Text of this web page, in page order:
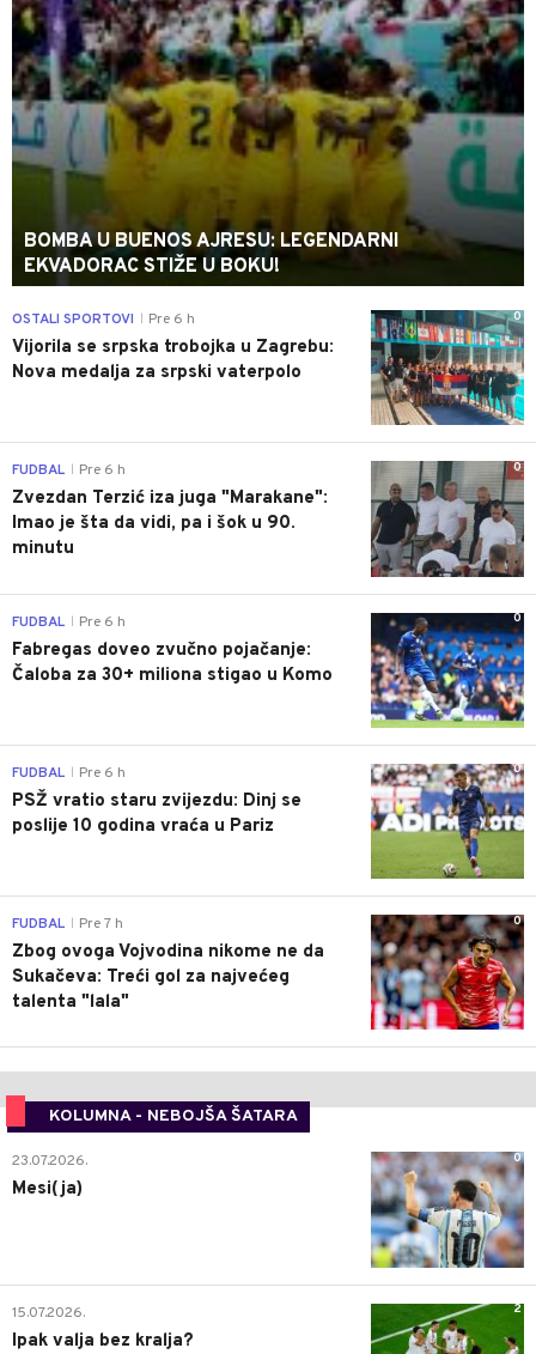
BOMBA U BUENOS AJRESU: LEGENDARNI
EKVADORAC STIŽE U BOKU!
0
OSTALI SPORTOVI Pre 6 h
Vijorila se srpska trobojka u Zagrebu:
Nova medalja za srpski vaterpolo
0
FUDBAL Pre 6 h
Zvezdan Terzić iza juga "Marakane":
Imao je šta da vidi, pa i šok u 90.
minutu
0
FUDBAL Pre 6 h
Fabregas doveo zvučno pojačanje:
Čaloba za 30+ miliona stigao u Komo
0
FUDBAL Pre 6 h
PSŽ vratio staru zvijezdu: Dinj se
poslije 10 godina vraća u Pariz
0
FUDBAL Pre 7 h
Zbog ovoga Vojvodina nikome ne da
Sukačeva: Treći gol za najvećeg
talenta "lala"
KOLUMNA - NEBOJŠA ŠATARA
0
23.07.2026.
Mesi(ja)
2
15.07.2026.
Ipak valja bez kralja?